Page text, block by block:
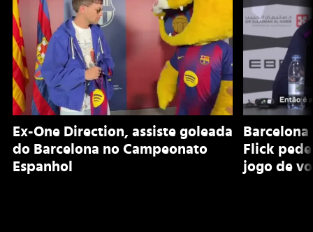
Ex-One Direction, assiste goleada
do Barcelona no Campeonato
Espanhol
Barcelona
Flick
jogo de